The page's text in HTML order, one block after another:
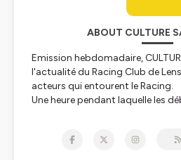
ABOUT CULTURE
Emission hebdomadaire,
l'actualité du Racing Club de
acteurs qui entourent le Racing.
Une heure pendant laquelle les
évidemment, mais pas seulement.